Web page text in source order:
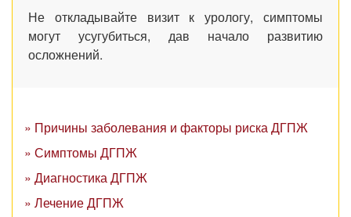
Не откладывайте визит к урологу, симптомы
могут усугубиться, дав начало развитию
осложнений.
» Причины заболевания и факторы риска ДГПЖ
» Симптомы ДГПЖ
» Диагностика ДГПЖ
» Лечение ДГПЖ